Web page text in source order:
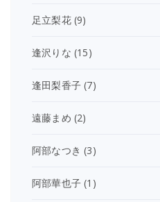
足立梨花(9)
逢沢りな (15)
逢田梨香子 (7)
遠藤まめ (2)
阿部なつき (3)
阿部華也子 (1)